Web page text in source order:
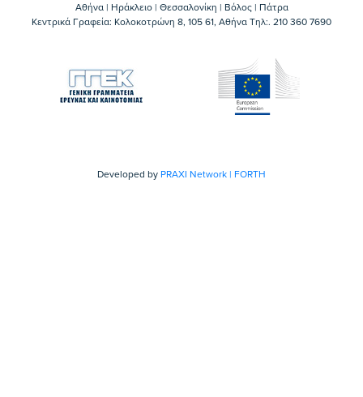
Αθήνα | Ηράκλειο | Θεσσαλονίκη | Βόλος | Πάτρα
Κεντρικά Γραφεία: Kολοκοτρώνη 8, 105 61, Αθήνα Τηλ:. 210 360 7690
Developed by PRAXI Network | FORTH